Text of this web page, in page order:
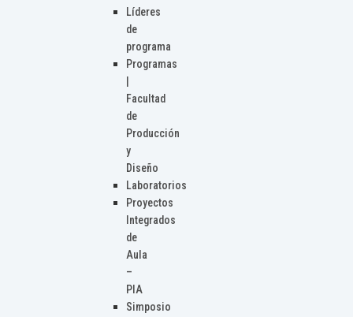
Líderes
de
programa
Programas
Facultad
de
Producción
y
Diseño
Laboratorios
Proyectos
Integrados
de
Aula
–
PIA
Simposio